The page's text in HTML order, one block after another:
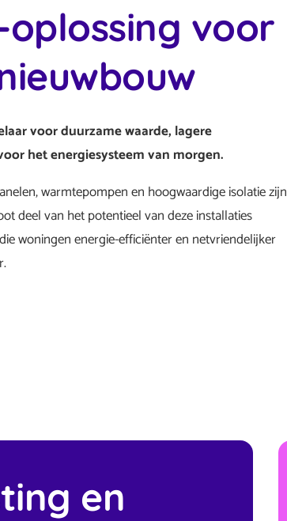
oplossing voor
voor duurzame waarde, lagere
het energiesysteem van morgen.
warmtepompen en hoogwaardige isolatie zijn
deel van het potentieel van deze installaties
woningen energie-efficiënter en netvriendelijker
en